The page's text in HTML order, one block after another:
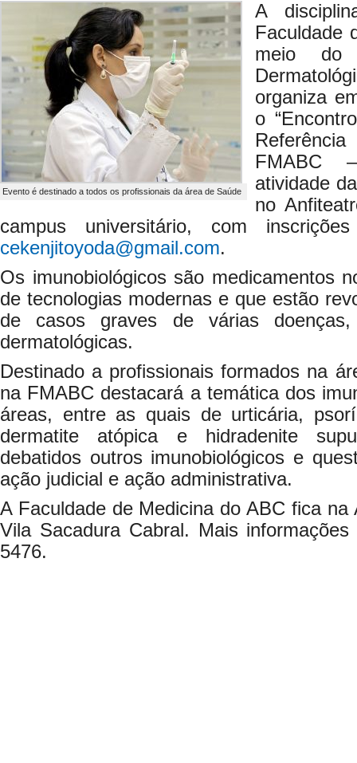
Evento é destinado a todos os profissionais da área de Saúde
A
Faculdade
meio do
organiza
o
FMABC
atividade
no
campus universitário, com
cekenjitoyoda@gmail.com.
Os imunobiológicos são medicamentos
de tecnologias modernas e que estão
de casos graves de várias
dermatológicas.
Destinado a profissionais formados na
na FMABC destacará a temática dos
áreas, entre as quais de urticária,
dermatite atópica e hidradenite
debatidos outros imunobiológicos e
ação judicial e ação administrativa.
A Faculdade de Medicina do ABC fica na
Vila Sacadura Cabral. Mais
5476.